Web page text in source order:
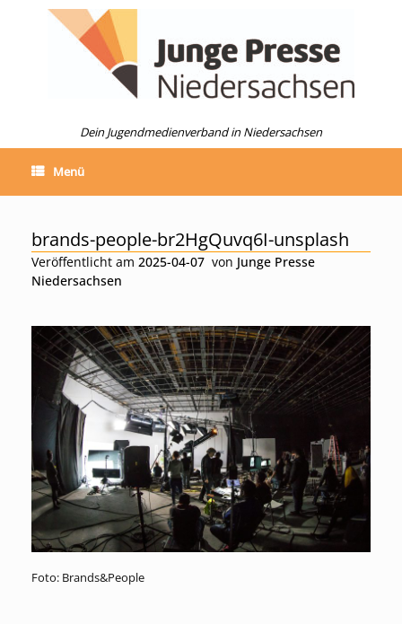
Dein Jugendmedienverband in Niedersachsen
Menü
brands-people-br2HgQuvq6I-unsplash
Veröffentlicht am 2025-04-07 von Junge Presse
Niedersachsen
Foto: Brands&People